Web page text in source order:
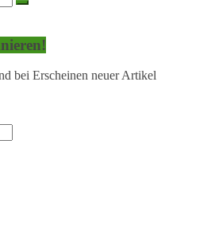
bei Erscheinen neuer Artikel